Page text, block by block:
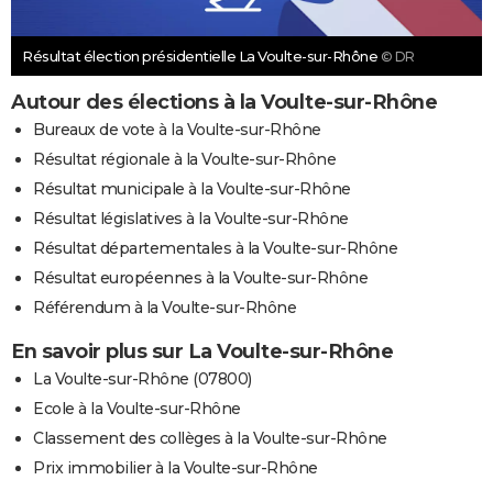
Résultat élection présidentielle La Voulte-sur-Rhône © DR
Autour des élections à la Voulte-sur-Rhône
Bureaux de vote à la Voulte-sur-Rhône
Résultat régionale à la Voulte-sur-Rhône
Résultat municipale à la Voulte-sur-Rhône
Résultat législatives à la Voulte-sur-Rhône
Résultat départementales à la Voulte-sur-Rhône
Résultat européennes à la Voulte-sur-Rhône
Référendum à la Voulte-sur-Rhône
En savoir plus sur La Voulte-sur-Rhône
La Voulte-sur-Rhône (07800)
Ecole à la Voulte-sur-Rhône
Classement des collèges à la Voulte-sur-Rhône
Prix immobilier à la Voulte-sur-Rhône